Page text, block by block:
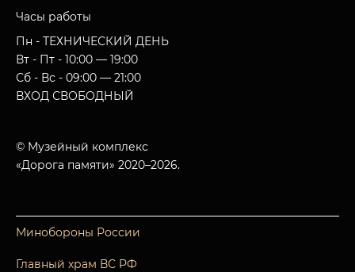
Часы работы
Пн - ТЕХНИЧЕСКИЙ ДЕНЬ
Вт - Пт - 10:00 — 19:00
Сб - Вс - 09:00 — 21:00
ВХОД СВОБОДНЫЙ
© Музейный комплекс
«Дорога памяти» 2020–2026.
Минобороны России
Главный храм ВС РФ